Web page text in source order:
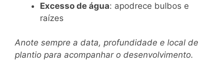
Excesso de água: apodrece bulbos e
raízes
Anote sempre a data, profundidade e local de
plantio para acompanhar o desenvolvimento.